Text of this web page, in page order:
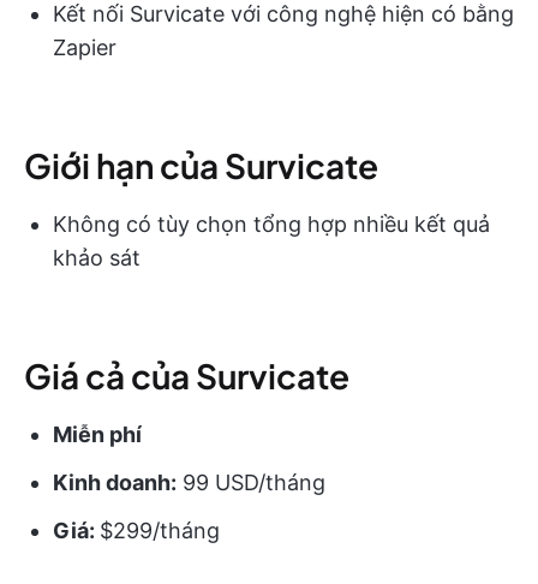
Kết nối Survicate với công nghệ hiện có bằng
Zapier
Giới hạn của Survicate
Không có tùy chọn tổng hợp nhiều kết quả
khảo sát
Giá cả của Survicate
Miễn phí
Kinh doanh: 99 USD/tháng
Giá: $299/tháng